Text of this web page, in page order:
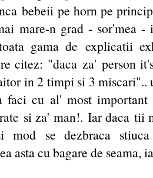
bebeii pe horn pe
mare-n grad - sor'mea
gama de explicatii
citez: "daca za' person
in 2 timpi si 3
faci cu al' most important
si za' man!. Iar daca tii
mod se dezbraca
asta cu bagare de